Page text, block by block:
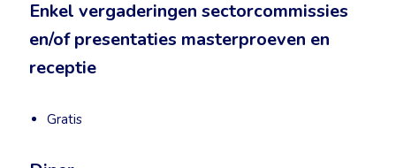
Enkel vergaderingen sectorcommissies
en/of presentaties masterproeven en
receptie
Gratis